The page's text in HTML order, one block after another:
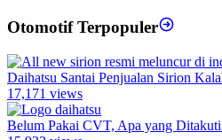
Otomotif Terpopuler
Daihatsu Santai Penjualan Sirion
17,171 views
Belum Pakai CVT, Apa yang